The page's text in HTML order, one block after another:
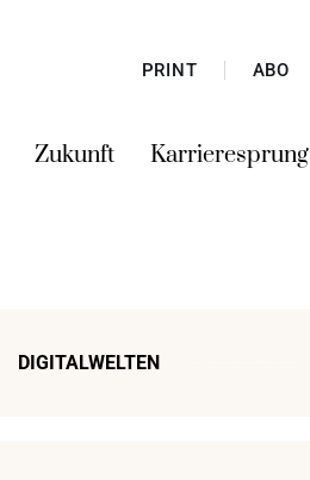
PRINT ABO
Zukunft Karrieresprung
DIGITALWELTEN